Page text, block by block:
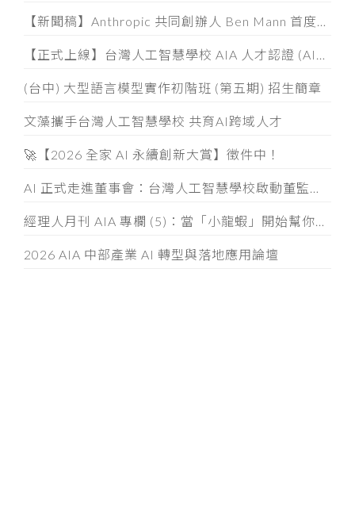
【新聞稿】Anthropic 共同創辦人 Ben Mann 首度訪台
【正式上線】台灣人工智慧學校 AIA 人才認證 (AIATC) 專屬網站啟用！
(台中) 大型語言模型實作初階班 (第五期) 招生簡章
文藻攜手台灣人工智慧學校 共育AI跨域人才
🚀【2026 全家 AI 永續創新大賞】徵件中！
AI 正式走進董事會：台灣人工智慧學校啟動董監事 AI 治理必修課
經理人月刊 AIA 專欄 (5)：當「小龍蝦」開始幫你整資料、發信件， 企業如何「分人、分技能、分層」授權
2026 AIA 中部產業 AI 轉型與落地應用論壇